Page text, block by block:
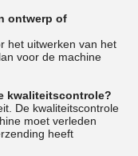
ontwerp of
het uitwerken van het
voor de machine
kwaliteitscontrole?
De kwaliteitscontrole
moet verleden
heeft